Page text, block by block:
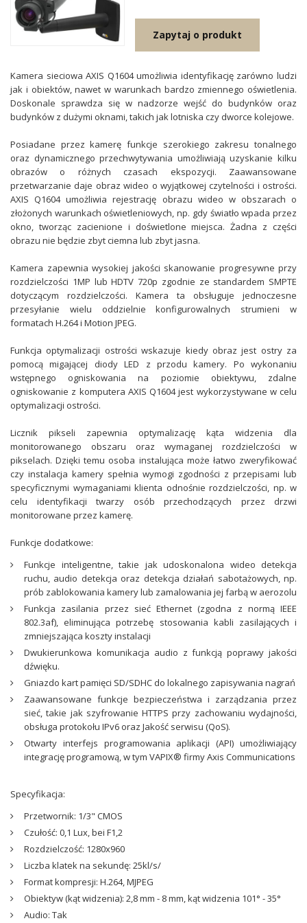
Zapytaj o produkt
Kamera sieciowa AXIS Q1604 umożliwia identyfikację zarówno ludzi
jak i obiektów, nawet w warunkach bardzo zmiennego oświetlenia.
Doskonale sprawdza się w nadzorze wejść do budynków oraz
budynków z dużymi oknami, takich jak lotniska czy dworce kolejowe.
Posiadane przez kamerę funkcje szerokiego zakresu tonalnego
oraz dynamicznego przechwytywania umożliwiają uzyskanie kilku
obrazów o różnych czasach ekspozycji. Zaawansowane
przetwarzanie daje obraz wideo o wyjątkowej czytelności i ostrości.
AXIS Q1604 umożliwia rejestrację obrazu wideo w obszarach o
złożonych warunkach oświetleniowych, np. gdy światło wpada przez
okno, tworząc zacienione i doświetlone miejsca. Żadna z części
obrazu nie będzie zbyt ciemna lub zbyt jasna.
Kamera zapewnia wysokiej jakości skanowanie progresywne przy
rozdzielczości 1MP lub HDTV 720p zgodnie ze standardem SMPTE
dotyczącym rozdzielczości. Kamera ta obsługuje jednoczesne
przesyłanie wielu oddzielnie konfigurowalnych strumieni w
formatach H.264 i Motion JPEG.
Funkcja optymalizacji ostrości wskazuje kiedy obraz jest ostry za
pomocą migającej diody LED z przodu kamery. Po wykonaniu
wstępnego ogniskowania na poziomie obiektywu, zdalne
ogniskowanie z komputera AXIS Q1604 jest wykorzystywane w celu
optymalizacji ostrości.
Licznik pikseli zapewnia optymalizację kąta widzenia dla
monitorowanego obszaru oraz wymaganej rozdzielczości w
pikselach. Dzięki temu osoba instalująca może łatwo zweryfikować
czy instalacja kamery spełnia wymogi zgodności z przepisami lub
specyficznymi wymaganiami klienta odnośnie rozdzielczości, np. w
celu identyfikacji twarzy osób przechodzących przez drzwi
monitorowane przez kamerę.
Funkcje dodatkowe:
Funkcje inteligentne, takie jak udoskonalona wideo detekcja
ruchu, audio detekcja oraz detekcja działań sabotażowych, np.
prób zablokowania kamery lub zamalowania jej farbą w aerozolu
Funkcja zasilania przez sieć Ethernet (zgodna z normą IEEE
802.3af), eliminująca potrzebę stosowania kabli zasilających i
zmniejszająca koszty instalacji
Dwukierunkowa komunikacja audio z funkcją poprawy jakości
dźwięku.
Gniazdo kart pamięci SD/SDHC do lokalnego zapisywania nagrań
Zaawansowane funkcje bezpieczeństwa i zarządzania przez
sieć, takie jak szyfrowanie HTTPS przy zachowaniu wydajności,
obsługa protokołu IPv6 oraz Jakość serwisu (QoS).
Otwarty interfejs programowania aplikacji (API) umożliwiający
integrację programową, w tym VAPIX® firmy Axis Communications
Specyfikacja:
Przetwornik: 1/3" CMOS
Czułość: 0,1 Lux, bei F1,2
Rozdzielczość: 1280x960
Liczba klatek na sekundę: 25kl/s/
Format kompresji: H.264, MJPEG
Obiektyw (kąt widzenia): 2,8 mm - 8 mm, kąt widzenia 101° - 35°
Audio: Tak